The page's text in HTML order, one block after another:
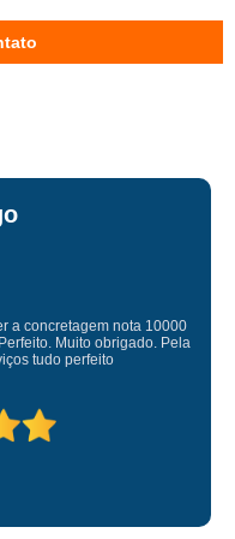
do Carmo
pelo excelente serviço
comprometida e pessoas